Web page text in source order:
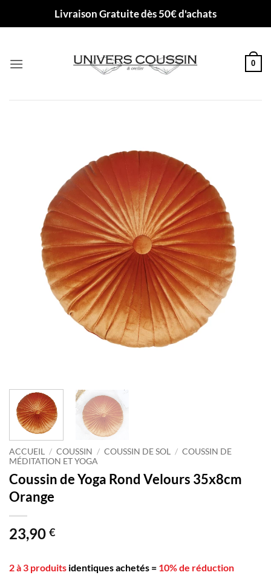
Livraison Gratuite dès 50€ d'achats
0
ACCUEIL / COUSSIN / COUSSIN DE SOL / COUSSIN DE
MÉDITATION ET YOGA
Coussin de Yoga Rond Velours 35x8cm
Orange
23,90 €
2 à 3 produits identiques achetés = 10% de réduction